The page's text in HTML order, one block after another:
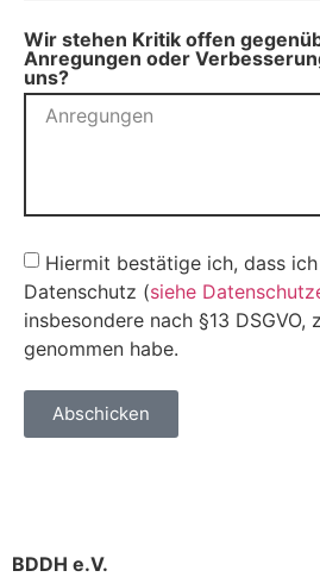
Wir stehen Kritik offen
Anregungen oder
uns?
Hiermit bestätige ich, dass
Datenschutz (siehe
insbesondere nach §13 DSGVO,
genommen habe.
Abschicken
BDDH e.V.